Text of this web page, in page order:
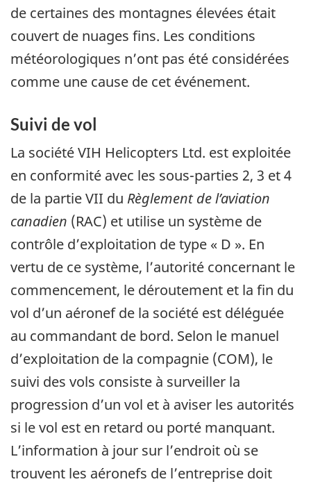
de certaines des montagnes élevées était
couvert de nuages fins. Les conditions
météorologiques n’ont pas été considérées
comme une cause de cet événement.
Suivi de vol
La société VIH Helicopters Ltd. est exploitée
en conformité avec les sous-parties 2, 3 et 4
de la partie VII du Règlement de l’aviation
canadien (RAC) et utilise un système de
contrôle d’exploitation de type « D ». En
vertu de ce système, l’autorité concernant le
commencement, le déroutement et la fin du
vol d’un aéronef de la société est déléguée
au commandant de bord. Selon le manuel
d’exploitation de la compagnie (COM), le
suivi des vols consiste à surveiller la
progression d’un vol et à aviser les autorités
si le vol est en retard ou porté manquant.
L’information à jour sur l’endroit où se
trouvent les aéronefs de l’entreprise doit